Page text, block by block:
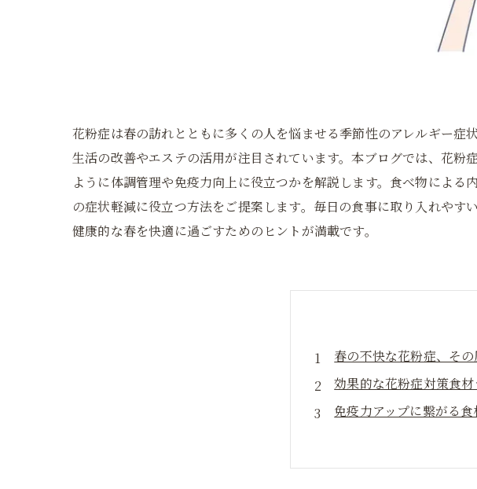
花粉症は春の訪れとともに多くの人を悩ませる季節性のアレルギー
生活の改善やエステの活用が注目されています。本ブログでは、花
ように体調管理や免疫力向上に役立つかを解説します。食べ物によ
の症状軽減に役立つ方法をご提案します。毎日の食事に取り入れやす
健康的な春を快適に過ごすためのヒントが満載です。
春の不快な花粉症、そ
効果的な花粉症対策食
免疫力アップに繋がる
エステで得られるリラ
食べ物とエステのダブ